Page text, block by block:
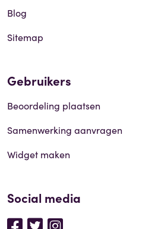
Blog
Sitemap
Gebruikers
Beoordeling plaatsen
Samenwerking aanvragen
Widget maken
Social media